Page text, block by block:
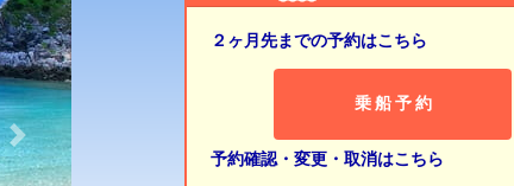
次へ
２ヶ月先までの予約はこちら
乗 船 予 約
予約確認・変更・取消はこちら